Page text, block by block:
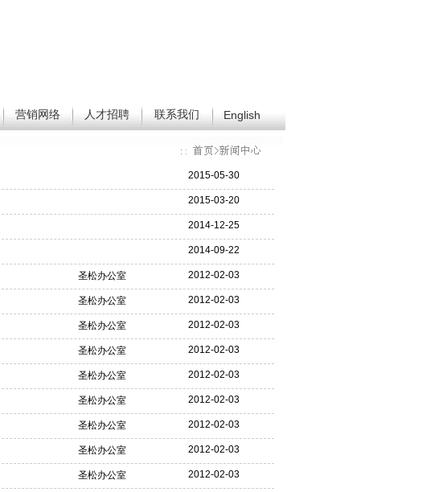
营销网络 人才招聘 联系我们 English
2015-05-30
2015-03-20
2014-12-25
2014-09-22
圣松办公室 2012-02-03
圣松办公室 2012-02-03
圣松办公室 2012-02-03
圣松办公室 2012-02-03
圣松办公室 2012-02-03
圣松办公室 2012-02-03
圣松办公室 2012-02-03
圣松办公室 2012-02-03
圣松办公室 2012-02-03